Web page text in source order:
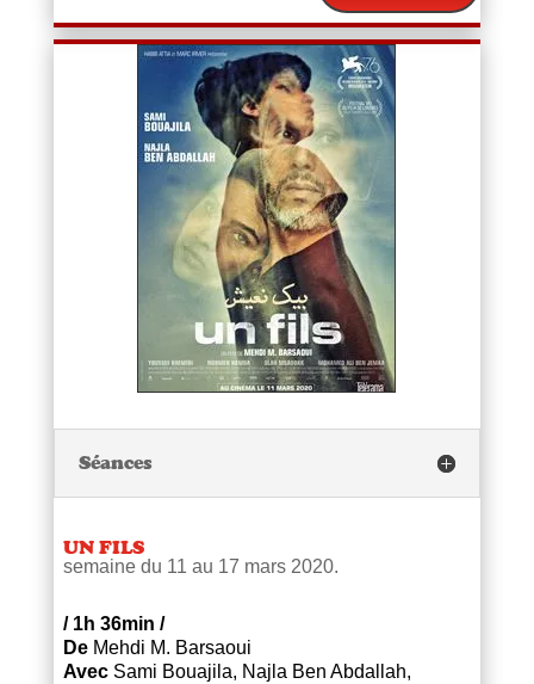
Séances
UN FILS
semaine du 11 au 17 mars 2020.
/1h 36min /
DeMehdi M. Barsaoui
AvecSami Bouajila, Najla Ben Abdallah,